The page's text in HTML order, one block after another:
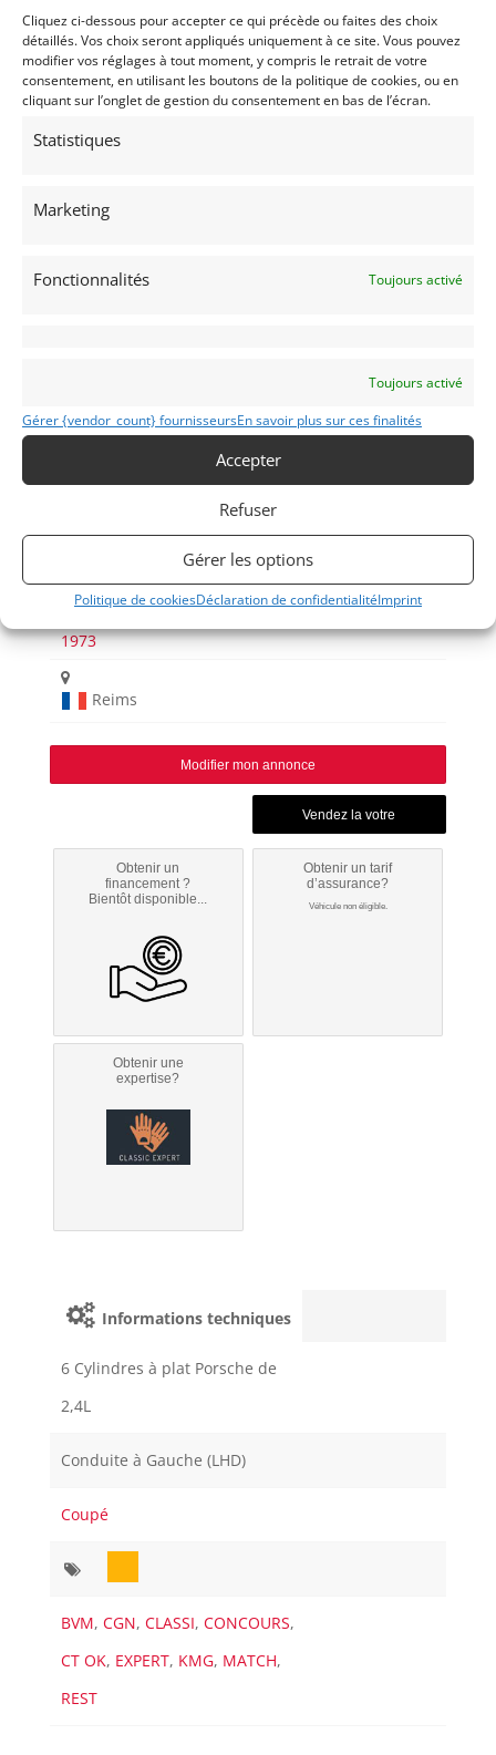
Cliquez ci-dessous pour accepter ce qui précède ou faites des choix
détaillés. Vos choix seront appliqués uniquement à ce site. Vous pouvez
modifier vos réglages à tout moment, y compris le retrait de votre
consentement, en utilisant les boutons de la politique de cookies, ou en
cliquant sur l’onglet de gestion du consentement en bas de l’écran.
Statistiques
Marketing
Fonctionnalités Toujours activé
Toujours activé
Gérer {vendor_count} fournisseursEn savoir plus sur ces finalités
Accepter
Refuser
Gérer les options
Politique de cookiesDéclaration de confidentialitéImprint
Demandez une expertise de ce modèle
Partager cette annonce
Allemandes
911
1973
Reims
Modifier mon annonce
Obtenir un
financement ?
Bientôt disponible...
Obtenir un tarif
d’assurance?
Véhicule non éligible.
Obtenir une
expertise?
Informations techniques
6 Cylindres à plat Porsche de
2,4L
Conduite à Gauche (LHD)
Coupé
BVM,CGN,CLASSI,CONCOURS,
CT OK, EXPERT, KMG, MATCH,
REST